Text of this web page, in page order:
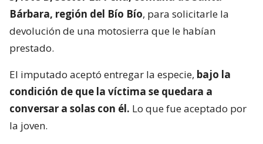
Bárbara, región del Bío Bío, para solicitarle la
devolución de una motosierra que le habían
prestado.
El imputado aceptó entregar la especie, bajo la
condición de que la víctima se quedara a
conversar a solas con él. Lo que fue aceptado por
la joven.